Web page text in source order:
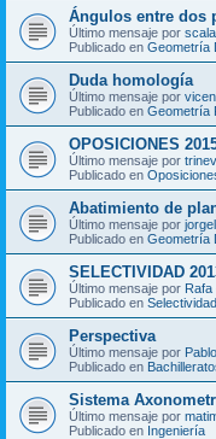
Ángulos entre dos
Último mensaje por
Publicado en Geometría
Duda homología
Último mensaje por
Publicado en Geometría
OPOSICIONES
Último mensaje por
Publicado en
Abatimiento de
Último mensaje por
Publicado en Geometría
SELECTIVIDAD
Último mensaje por Rafa
Publicado en Selectividad
Perspectiva
Último mensaje por
Publicado en
Sistema
Último mensaje por
Publicado en Ingeniería